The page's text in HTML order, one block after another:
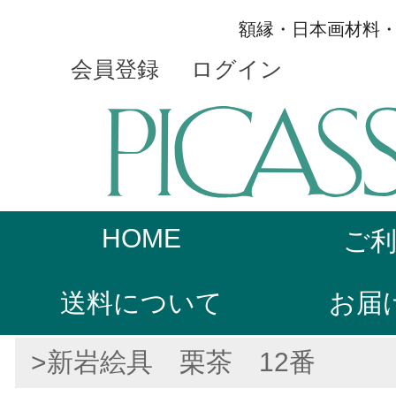
額縁・日本画材料
会員登録 ログイン
HOME ご
送料について お届
>新岩絵具 栗茶 12番